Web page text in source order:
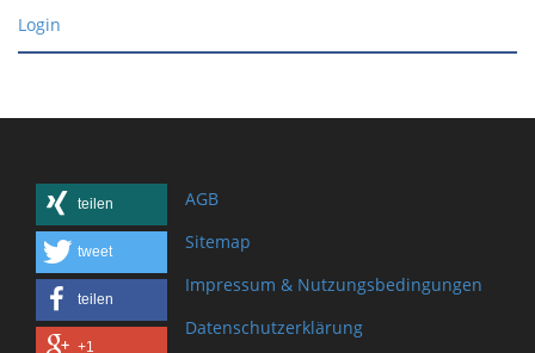
Login
teilen
tweet
teilen
+1
AGB
Sitemap
Impressum & Nutzungsbedingungen
Datenschutzerklärung